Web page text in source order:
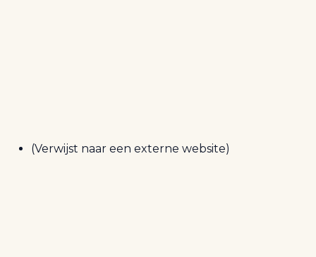
(Verwijst naar een externe website)